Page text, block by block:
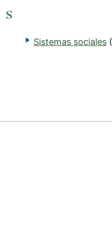
S
Sistemas sociales